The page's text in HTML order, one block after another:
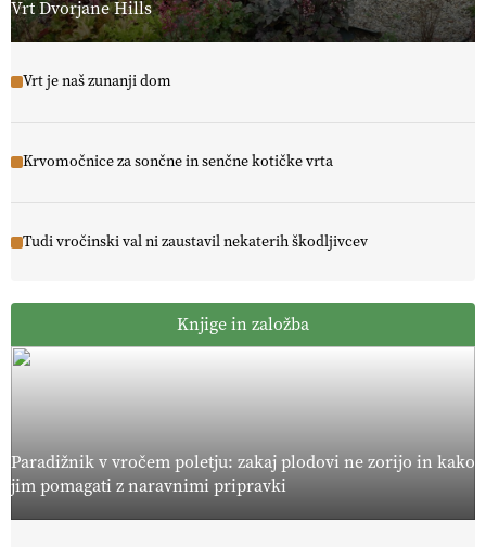
Vrt Dvorjane Hills
Vrt je naš zunanji dom
Krvomočnice za sončne in senčne kotičke vrta
Tudi vročinski val ni zaustavil nekaterih škodljivcev
Knjige in založba
Paradižnik v vročem poletju: zakaj plodovi ne zorijo in kako
jim pomagati z naravnimi pripravki